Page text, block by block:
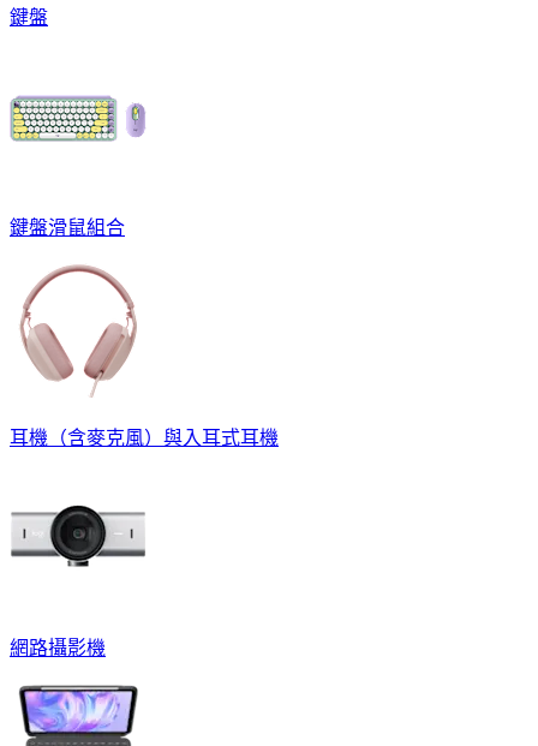
鍵盤
鍵盤滑鼠組合
耳機（含麥克風）與入耳式耳機
網路攝影機